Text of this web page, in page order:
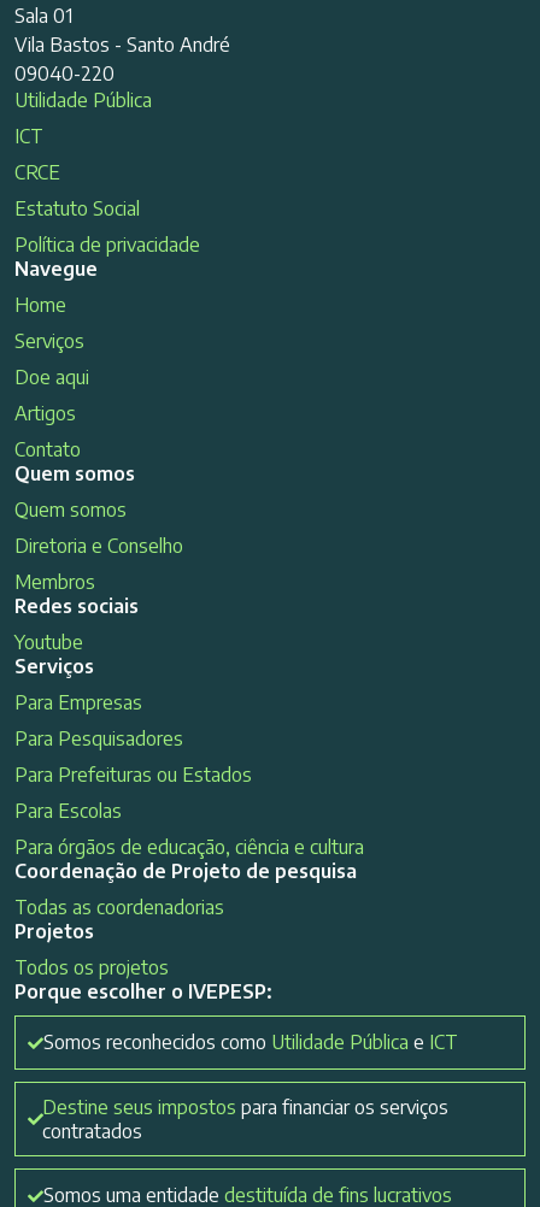
Sala 01
Vila Bastos - Santo André
09040-220
Utilidade Pública
ICT
CRCE
Estatuto Social
Política de privacidade
Navegue
Home
Serviços
Doe aqui
Artigos
Contato
Quem somos
Quem somos
Diretoria e Conselho
Membros
Redes sociais
Youtube
Serviços
Para Empresas
Para Pesquisadores
Para Prefeituras ou Estados
Para Escolas
Para órgãos de educação, ciência e cultura
Coordenação de Projeto de pesquisa
Todas as coordenadorias
Projetos
Todos os projetos
Porque escolher o IVEPESP:
Somos reconhecidos como Utilidade Pública e ICT
Destine seus impostos para financiar os serviços
contratados
Somos uma entidade destituída de fins lucrativos